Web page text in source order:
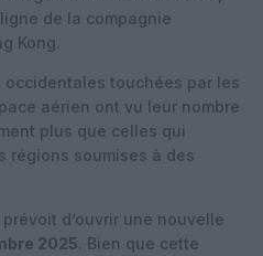
de la compagnie
Kong.
touchées par les
aérien ont vu leur nombre
plus que celles qui
régions soumises à des
d’ouvrir une nouvelle
2025. Bien que cette